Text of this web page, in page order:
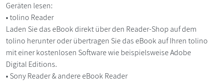
Geräten lesen:
• tolino Reader
Laden Sie das eBook direkt über den Reader-Shop auf dem
tolino herunter oder übertragen Sie das eBook auf Ihren tolino
mit einer kostenlosen Software wie beispielsweise Adobe
Digital Editions.
• Sony Reader & andere eBook Reader